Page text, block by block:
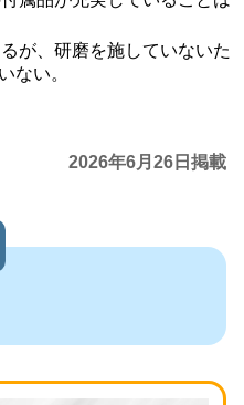
が、研磨を施していないた
ない。
2026年6月26日掲載